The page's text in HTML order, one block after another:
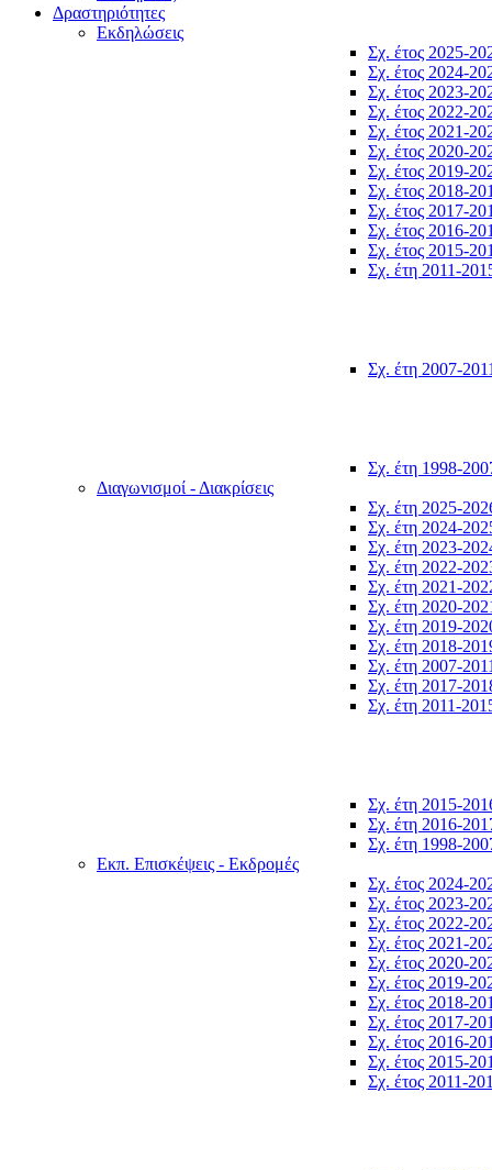
Δραστηριότητες
Εκδηλώσεις
Σχ. έτος 2025-
Σχ. έτος 2024-
Σχ. έτος 2023-
Σχ. έτος 2022-
Σχ. έτος 2021-
Σχ. έτος 2020-
Σχ. έτος 2019-
Σχ. έτος 2018-
Σχ. έτος 2017-
Σχ. έτος 2016-
Σχ. έτος 2015-
Σχ. έτη 2011-
Σχ. έτη 2007-
Σχ. έτη 1998-
Διαγωνισμοί - Διακρίσεις
Σχ. έτη 2025-
Σχ. έτη 2024-
Σχ. έτη 2023-
Σχ. έτη 2022-
Σχ. έτη 2021-
Σχ. έτη 2020-
Σχ. έτη 2019-
Σχ. έτη 2018-
Σχ. έτη 2007-
Σχ. έτη 2017-
Σχ. έτη 2011-
Σχ. έτη 2015-
Σχ. έτη 2016-
Σχ. έτη 1998-
Εκπ. Επισκέψεις - Εκδρομές
Σχ. έτος 2024-
Σχ. έτος 2023-
Σχ. έτος 2022-
Σχ. έτος 2021-
Σχ. έτος 2020-
Σχ. έτος 2019-
Σχ. έτος 2018-
Σχ. έτος 2017-
Σχ. έτος 2016-
Σχ. έτος 2015-
Σχ. έτος 2011-